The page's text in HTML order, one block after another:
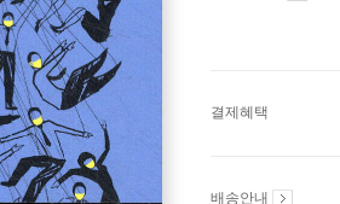
결제혜택
배송안내